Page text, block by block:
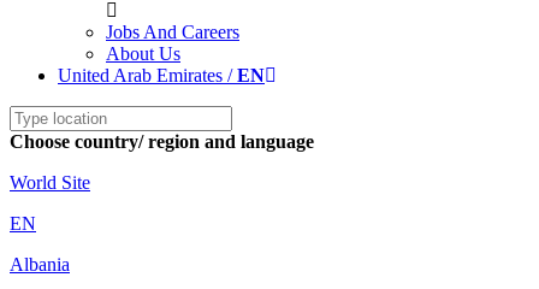
Jobs And Careers
About Us
United Arab Emirates /EN
Choose country/ region and language
World Site
EN
Albania